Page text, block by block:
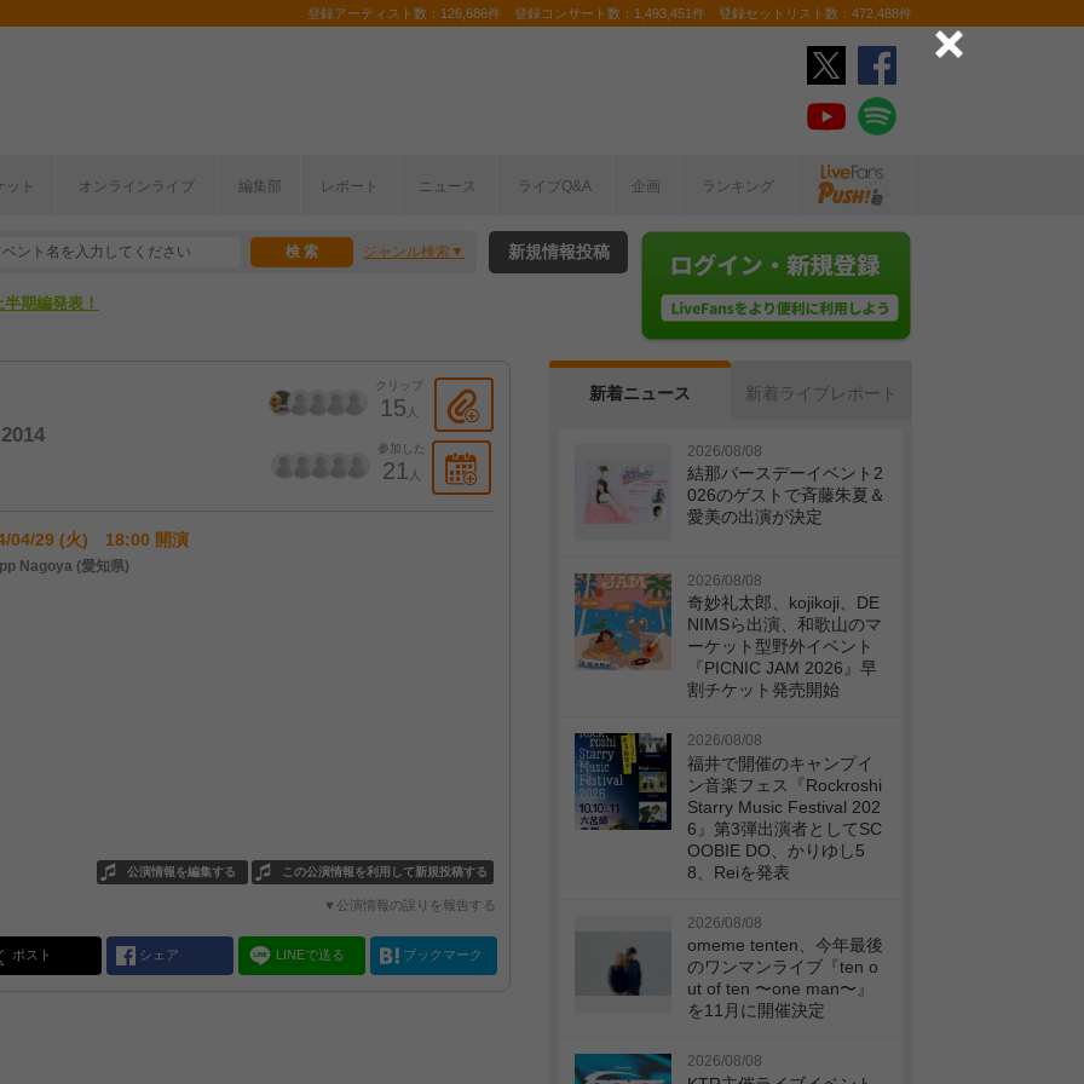
登録アーティスト数：126,686件 登録コンサート数：1,493,451件 登録セットリスト数：472,488件
ット オンラインライブ 編集部 レポート ニュース ライブQ&A 企画 ランキング
ジャンル検索
こから！
期編発表！
新規情報投稿
クリップ
15 人
参加した
21 人
04/29 (火) 18:00 開演
Nagoya (愛知県)
この公演情報を利用して新規投稿する
公演情報を編集する
▼公演情報の誤りを報告する
ポスト シェア LINEで送る ブックマーク
新着ニュース 新着ライブレポート
2026/08/08
結那バースデーイベント2
026のゲストで斉藤朱夏＆
愛美の出演が決定
2026/08/08
奇妙礼太郎、kojikoji、DE
NIMSら出演、和歌山のマ
ーケット型野外イベント
『PICNIC JAM 2026』早
割チケット発売開始
2026/08/08
福井で開催のキャンプイ
ン音楽フェス『Rockroshi
Starry Music Festival 202
6』第3弾出演者としてSC
OOBIE DO、かりゆし5
8、Reiを発表
2026/08/08
omeme tenten、今年最後
のワンマンライブ『ten o
ut of ten 〜one man〜』
を11月に開催決定
2026/08/08